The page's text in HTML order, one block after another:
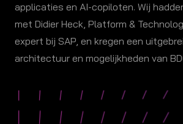
applicaties en AI-copiloten. Wij
met Didier Heck, Platform &
expert bij SAP, en kregen een
architectuur en mogelijkheden van